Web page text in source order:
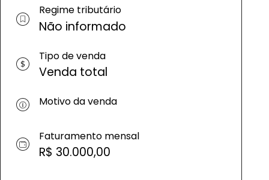
Regime tributário
Não informado
Tipo de venda
Venda total
Motivo da venda
Faturamento mensal
R$ 30.000,00